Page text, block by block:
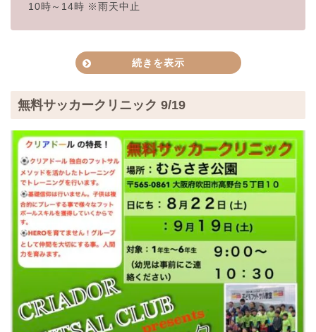
10時～14時 ※雨天中止
続きを表示
会場
〒560-0005
大阪府豊中市西緑丘３丁目２６
参加費 無料
SNS @donna_mercato
無料サッカークリニック 9/19